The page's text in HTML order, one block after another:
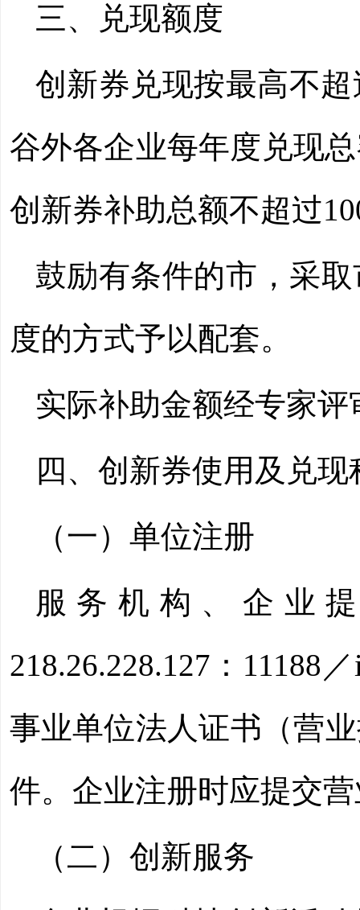
三、兑现额度
创新券兑现按最高不
谷外各企业每年度兑现
创新券补助总额不超过
鼓励有条件的市，采
度的方式予以配套。
实际补助金额经专家
四、创新券使用及兑现
（一）单位注册
服务机构、企业
218.26.228.127：11188
事业单位法人证书（营
件。企业注册时应提交
（二）创新服务